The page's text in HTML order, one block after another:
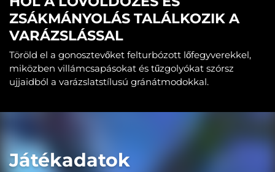
ZSÁKMÁNYOLÁS TALÁLKOZIK A
VARÁZSLÁSSAL
Töröld el a gonosztevőket felturbózott lőfegyverekkel,
miközben villámcsapásokat és tűzgolyókat szórsz
ujjaidból a varázslatstílusú gránátmodokkal.
Játékadatok